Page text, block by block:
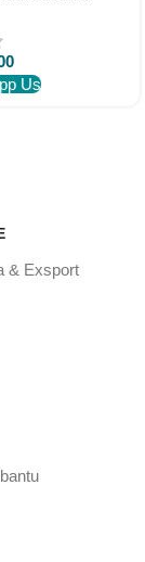
Us
& Exsport